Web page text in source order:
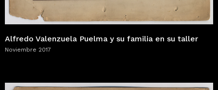
Alfredo Valenzuela Puelma y su familia en su taller
Noviembre 2017